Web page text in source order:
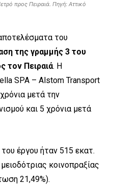
προς Πειραιά. Πηγή: Αττικό
του
της γραμμής 3 του
τον Πειραιά. Η
SPA – Alstom Transport
μετά την
και 5 χρόνια μετά
έργου ήταν 515 εκατ.
κοινοπραξίας
21,49%).